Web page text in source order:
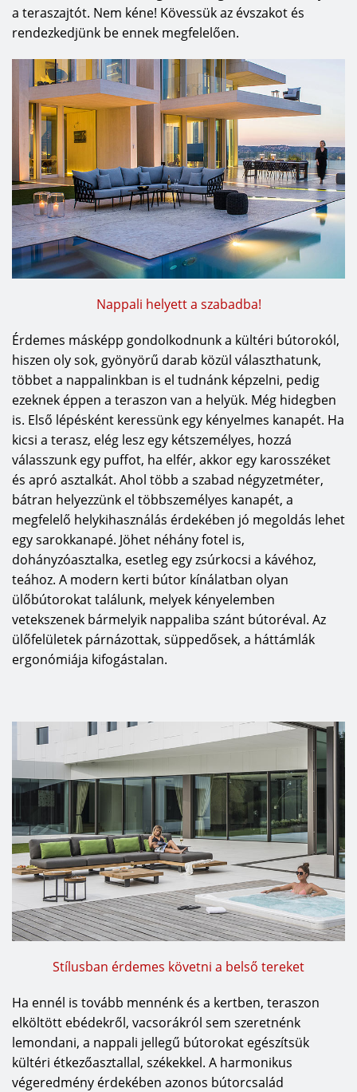
a teraszajtót. Nem kéne! Kövessük az évszakot és
rendezkedjünk be ennek megfelelően.
Nappali helyett a szabadba!
Érdemes másképp gondolkodnunk a kültéri bútorokól,
hiszen oly sok, gyönyörű darab közül választhatunk,
többet a nappalinkban is el tudnánk képzelni, pedig
ezeknek éppen a teraszon van a helyük. Még hidegben
is. Első lépésként keressünk egy kényelmes kanapét. Ha
kicsi a terasz, elég lesz egy kétszemélyes, hozzá
válasszunk egy puffot, ha elfér, akkor egy karosszéket
és apró asztalkát. Ahol több a szabad négyzetméter,
bátran helyezzünk el többszemélyes kanapét, a
megfelelő helykihasználás érdekében jó megoldás lehet
egy sarokkanapé. Jöhet néhány fotel is,
dohányzóasztalka, esetleg egy zsúrkocsi a kávéhoz,
teához. A modern kerti bútor kínálatban olyan
ülőbútorokat találunk, melyek kényelemben
vetekszenek bármelyik nappaliba szánt bútoréval. Az
ülőfelületek párnázottak, süppedősek, a háttámlák
ergonómiája kifogástalan.
Stílusban érdemes követni a belső tereket
Ha ennél is tovább mennénk és a kertben, teraszon
elköltött ebédekről, vacsorákról sem szeretnénk
lemondani, a nappali jellegű bútorokat egészítsük
kültéri étkezőasztallal, székekkel. A harmonikus
végeredmény érdekében azonos bútorcsalád